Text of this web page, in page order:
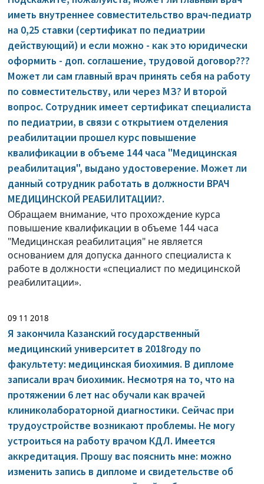
иметь внутреннее совместительство врач-педиатр
на 0,25 ставки (сертификат по педиатрии
действующий) и если можно - как это юридически
оформить - доп. соглашение, трудовой договор???
Может ли сам главный врач принять себя на работу
по совместительству, или через МЗ? И второй
вопрос. Сотрудник имеет сертификат специалиста
по педиатрии, в связи с открытием отделения
реабилитации прошел курс повышение
квалификации в объеме 144 часа "Медицинская
реабилитация", выдано удостоверение. Может ли
данный сотрудник работать в должности ВРАЧ
МЕДИЦИНСКОЙ РЕАБИЛИТАЦИИ?.
Обращаем внимание, что прохождение курса
повышение квалификации в объеме 144 часа
"Медицинская реабилитация" не является
основанием для допуска данного специалиста к
работе в должности «специалист по медицинской
реабилитации».
09 11 2018
Я закончила Казанский государственный
медицинский университет в 2018году по
факультету: медицинская биохимия. В дипломе
записали врач биохимик. Несмотря на то, что на
протяжении 6 лет нас обучали как врачей
клиниколабораторной диагностики. Сейчас при
трудоустройстве возникают проблемы. Не могу
устроиться на работу врачом КДЛ. Имеется
аккредитация. Прошу вас пояснить мне: можно
изменить запись в дипломе и свидетельстве об